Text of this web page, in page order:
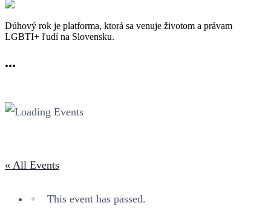
Dúhový rok je platforma, ktorá sa venuje životom a právam
LGBTI+ ľudí na Slovensku.
...
« All Events
This event has passed.